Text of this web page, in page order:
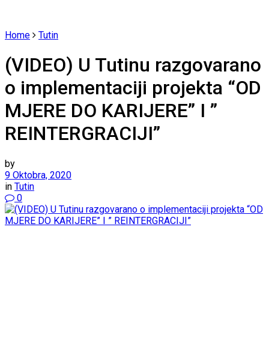
Home Tutin
(VIDEO) U Tutinu razgovarano
o implementaciji projekta “OD
MJERE DO KARIJERE” I ”
REINTERGRACIJI”
by
9 Oktobra, 2020
in Tutin
0